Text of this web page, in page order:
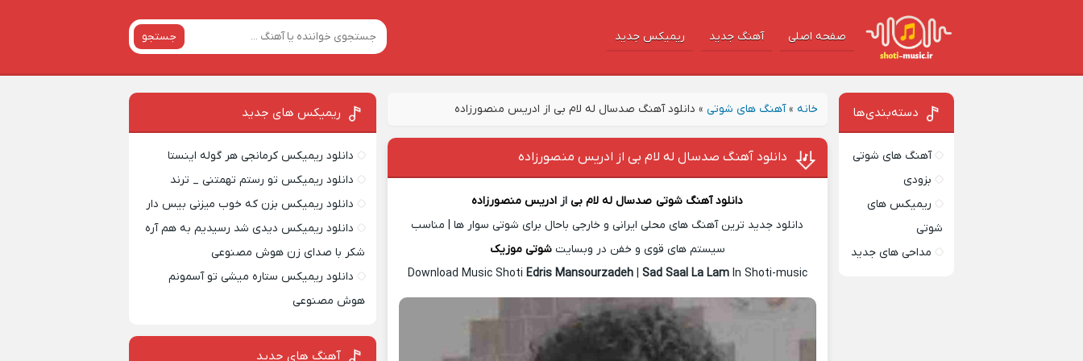
صفحه اصلی آهنگ‌ جدید ریمیکس جدید جستجو
خانه »آهنگ های شوتی » دانلود آهنگ صدسال له لام بی از ادریس منصورزاده
دانلود آهنگ صدسال له لام بی از ادریس منصورزاده
دانلود آهنگ شوتی صدسال له لام بیاز ادریس منصورزاده
دانلود جدید ترین آهنگ های محلی ایرانی و خارجی باحال برای شوتی سوار ها | مناسب
سیستم های قوی و خفن در وبسایتشوتی موزیک
Download Music Shoti Edris Mansourzadeh| Sad Saal La LamIn Shoti-music
دسته‌بندی‌ها
آهنگ های شوتی
بزودی
ریمیکس های
شوتی
مداحی های جدید
ریمیکس‌ های جدید
دانلود ریمیکس کرمانجی هر گوله اینستا
دانلود ریمیکس تو رستم تهمتنی _ ترند
دانلود ریمیکس بزن که خوب میزنی بیس دار
دانلود ریمیکس دیدی شد رسیدیم به هم آره
شکر با صدای زن هوش مصنوعی
دانلود ریمیکس ستاره میشی تو آسمونم
هوش مصنوعی
آهنگ های جدید